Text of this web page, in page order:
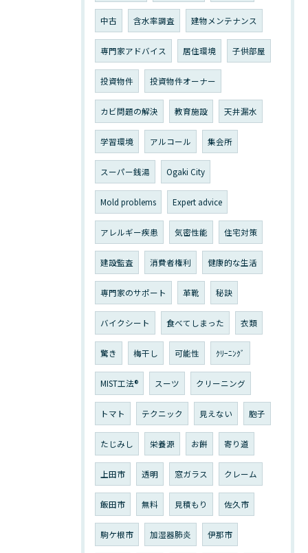
中古 含水率調査 建物メンテナンス
専門家アドバイス 居住環境 子供部屋
投資物件 投資物件オーナー
カビ問題の解決 教育施設 天井漏水
学習環境 アルコール 集会所
スーパー銭湯 Ogaki City
Mold problems Expert advice
アレルギー疾患 気密性能 住宅対策
建設監査 消費者権利 健康的な生活
専門家のサポート 革靴 秘訣
バイクシート 食べてしまった 衣類
驚き 梅干し 可能性 ｸﾘｰﾆﾝｸﾞ
MIST工法® スーツ クリーニング
トマト テクニック 見えない 胞子
たじみし 栄養源 お餅 寄り道
上田市 透明 窓ガラス クレーム
飯田市 無料 見積もり 佐久市
駒ケ根市 加湿器肺炎 伊那市